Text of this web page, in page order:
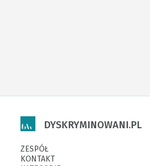
DYSKRYMINOWANI.PL
ZESPÓŁ
KONTAKT